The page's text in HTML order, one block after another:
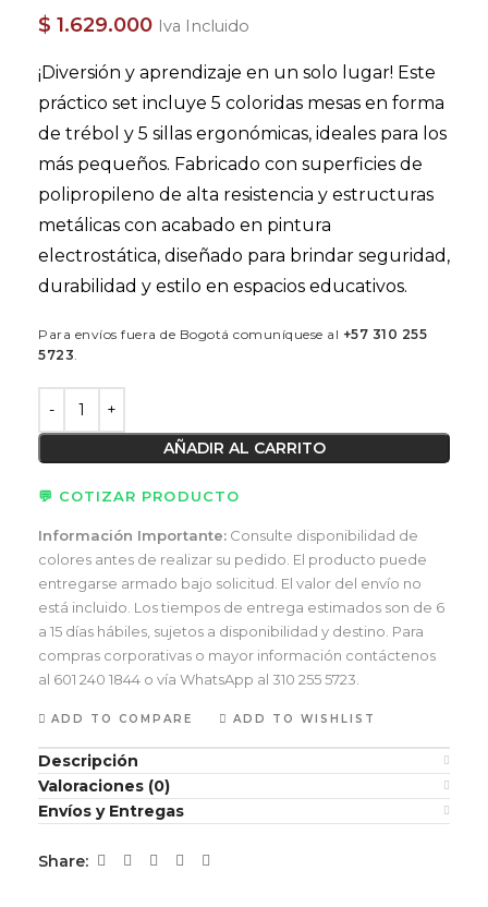
$ 1.629.000 Iva Incluido
¡Diversión y aprendizaje en un solo lugar! Este
práctico set incluye 5 coloridas mesas en forma
de trébol y 5 sillas ergonómicas, ideales para los
más pequeños. Fabricado con superficies de
polipropileno de alta resistencia y estructuras
metálicas con acabado en pintura
electrostática, diseñado para brindar seguridad,
durabilidad y estilo en espacios educativos.
Para envíos fuera de Bogotá comuníquese al +57 310 255
5723.
AÑADIR AL CARRITO
💬 COTIZAR PRODUCTO
Información Importante: Consulte disponibilidad de
colores antes de realizar su pedido. El producto puede
entregarse armado bajo solicitud. El valor del envío no
está incluido. Los tiempos de entrega estimados son de 6
a 15 días hábiles, sujetos a disponibilidad y destino. Para
compras corporativas o mayor información contáctenos
al 601 240 1844 o vía WhatsApp al 310 255 5723.
ADD TO COMPARE ADD TO WISHLIST
Descripción
Valoraciones (0)
Envíos y Entregas
Share: